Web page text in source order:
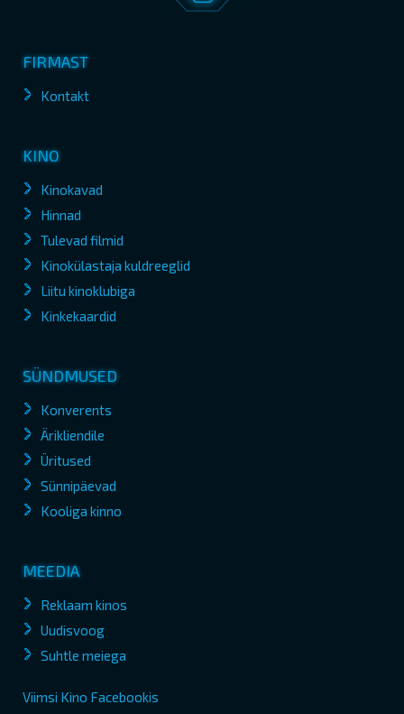
FIRMAST
Kontakt
KINO
Kinokavad
Hinnad
Tulevad filmid
Kinokülastaja kuldreeglid
Liitu kinoklubiga
Kinkekaardid
SÜNDMUSED
Konverents
Ärikliendile
Üritused
Sünnipäevad
Kooliga kinno
MEEDIA
Reklaam kinos
Uudisvoog
Suhtle meiega
Viimsi Kino Facebookis